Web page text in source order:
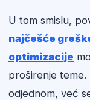
U tom smislu,
najčešće
optimizacije
proširenje teme.
odjednom, već